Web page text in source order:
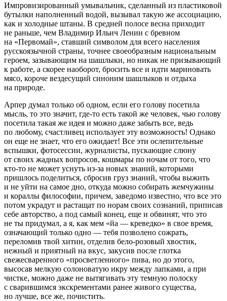
Импровизированный умывальник, сделанный из пластиковой
бутылки наполненный водой, вызывал такую же ассоциацию,
как и холодные штаны. В средней полосе весна приходит
не раньше, чем Владимир Ильич Ленин с бревном
на «Первомай», ставший символом для всего населения
русскоязычной страны, точнее своеобразным национальным
героем, зазывающим на шашлыки, но никак не призывающий
к работе, а скорее наоборот, бросить все и идти мариновать
мясо, короче вездесущий синоним шашлыков и отдыха
на природе.
Арпер думал только об одном, если его голову посетила
мысль, то это значит, где-то есть такой же человек, чью голову
посетила такая же идея и можно даже забыть все, ведь
по любому, счастливец использует эту возможность! Однако
он еще не знает, что его ожидает! Все эти ослепительные
вспышки, фотосессии, журналисты, пускающие слюну
от своих жадных вопросов, кошмары по ночам от того, что
кто-то не может уснуть из-за новых знаний, которыми
пришлось поделиться, сбросив груз знаний, чтобы выжить
и не уйти на самое дно, откуда можно собирать жемчужины
и кораллы философии, причем, заведомо известно, что все это
потом украдут и растащат по норам своих сознаний, приписав
себе авторство, а под самый конец, еще и обвинят, что это
не ты придумал, а я, как мем «йа — креведко» в свое время,
означающий только одно — тебя позволено сожрать,
переломив твой хитин, отделив бело-розовый хвостик,
нежный и приятный на вкус, закусив после глотка
свежесваренного «просветленного» пива, но до этого,
высосав мелкую солоноватую икру между лапками, а при
чистке, можно даже не вытягивать эту темную полоску
с сварившимся экскрементами ранее живого существа,
но лучше, все же, почистить.